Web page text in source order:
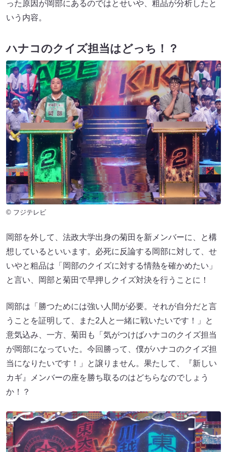
った原因が岡部にあるのではとせいや、粗品が分析したと
いう内容。
ハナコのクイズ担当はどっち！？
© フジテレビ
岡部を外して、法政大学出身の菊田を新メンバーに、と構
想しているといいます。必死に反論する岡部に対して、せ
いやと粗品は「岡部のクイズに対する情熱を確かめたい」
と言い、岡部と菊田で早押しクイズ対決を行うことに！
岡部は「勝つためには強い人間が必要。それが自分だと言
うことを証明して、また2人と一緒に戦いたいです！」と
意気込み、一方、菊田も「気がつけばハナコのクイズ担当
が岡部になっていた。今回勝って、僕がハナコのクイズ担
当になりたいです！」と譲りません。果たして、『新しい
カギ』メンバーの座を勝ち取るのはどちらなのでしょう
か！？